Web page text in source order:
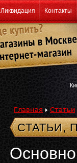
Ликвидация Контакты
Главная Статьи
СТАТЬИ,